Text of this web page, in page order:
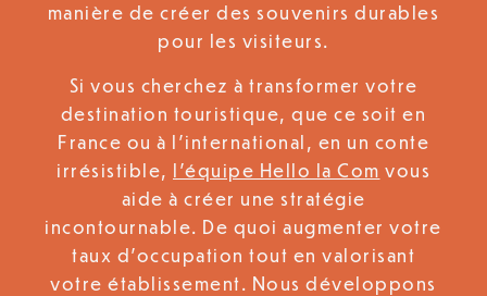
manière de créer des souvenirs durables
pour les visiteurs.
Si vous cherchez à transformer votre
destination touristique, que ce soit en
France ou à l’international, en un conte
irrésistible, l’équipe Hello la Com vous
aide à créer une stratégie
incontournable. De quoi augmenter votre
taux d’occupation tout en valorisant
votre établissement. Nous développons